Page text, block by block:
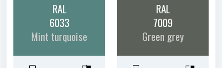
RAL
6033
Mint turquoise
RAL
7009
Green grey